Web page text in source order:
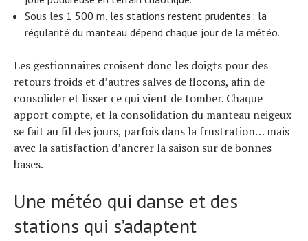
Sous les 1 500 m, les stations restent prudentes : la
régularité du manteau dépend chaque jour de la météo.
Les gestionnaires croisent donc les doigts pour des
retours froids et d’autres salves de flocons, afin de
consolider et lisser ce qui vient de tomber. Chaque
apport compte, et la consolidation du manteau neigeux
se fait au fil des jours, parfois dans la frustration… mais
avec la satisfaction d’ancrer la saison sur de bonnes
bases.
Une météo qui danse et des
stations qui s’adaptent